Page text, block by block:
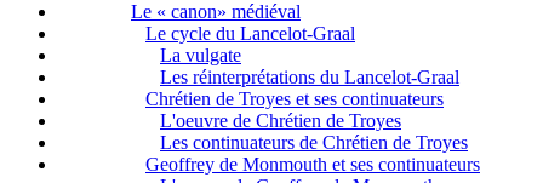
Le « canon» médiéval
Le cycle du Lancelot-Graal
La vulgate
Les réinterprétations du Lancelot-Graal
Chrétien de Troyes et ses continuateurs
L'oeuvre de Chrétien de Troyes
Les continuateurs de Chrétien de Troyes
Geoffrey de Monmouth et ses continuateurs